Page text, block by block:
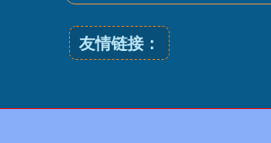
友情链接：